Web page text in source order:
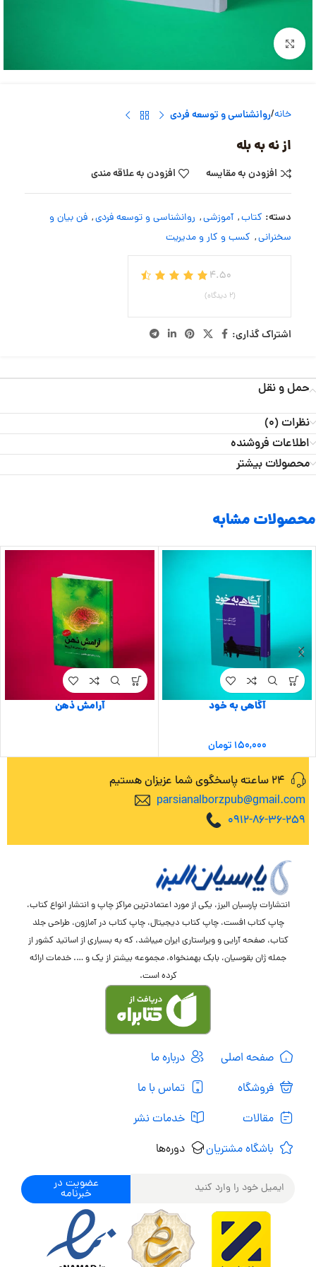
بزرگنمایی تصویر
خانه روانشناسی و توسعه فردی
از نه به بله
افزودن به مقایسه افزودن به علاقه مندی
دسته: کتاب, آموزشی, روانشناسی و توسعه فردی, فن بیان و
سخنرانی, کسب و کار و مدیریت
4.50
(2 دیدگاه)
اشتراک گذاری:
حمل و نقل
نظرات (0)
اطلاعات فروشنده
محصولات بیشتر
محصولات مشابه
آگاهی به خود
۱۵۰,۰۰۰ تومان
آرامش ذهن
24 ساعته پاسخگوی شما عزیزان هستیم
parsianalborzpub@gmail.com
0912-86-36-259
انتشارات پارسیان البرز، یکی از مورد اعتمادترین مراکز چاپ و انتشار انواع کتاب،
چاپ کتاب افست، چاپ کتاب دیجیتال، چاپ کتاب در آمازون، طراحی جلد
کتاب، صفحه آرایی و ویراستاری ایران میباشد، که به بسیاری از اساتید کشور از
جمله ژان بقوسیان، بابک بهمنخواه، مجموعه بیشتر از یک و …. خدمات ارائه
کرده است.
صفحه اصلی
فروشگاه
مقالات
باشگاه مشتریان
درباره ما
تماس با ما
خدمات نشر
دوره‌ها
عضویت در
خبرنامه